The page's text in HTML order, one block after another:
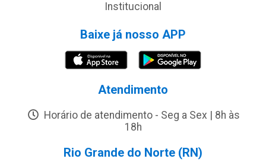
Institucional
Baixe já nosso APP
Atendimento
Horário de atendimento - Seg a Sex | 8h às
18h
Rio Grande do Norte (RN)